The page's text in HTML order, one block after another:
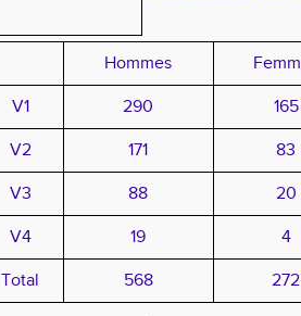
Hommes
V1 290 165
V2 171 83
V3 88 20
V4 19 4
Total 568 272